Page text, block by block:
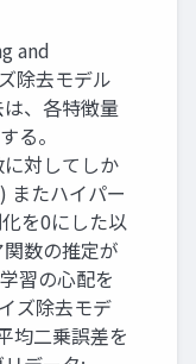
and
除去モデル
、各特徴量
る。
対してしか
またハイパー
を0にした以
数の推定が
習の⼼配を
ズ除去モデ
均⼆乗誤差を